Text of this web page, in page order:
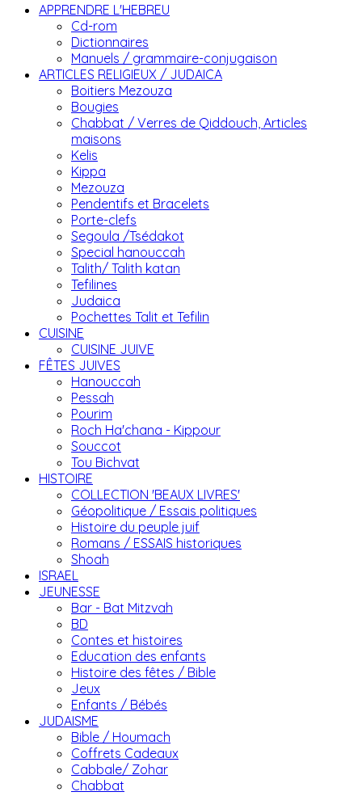
APPRENDRE L'HEBREU
Cd-rom
Dictionnaires
Manuels / grammaire-conjugaison
ARTICLES RELIGIEUX / JUDAICA
Boitiers Mezouza
Bougies
Chabbat / Verres de Qiddouch, Articles
maisons
Kelis
Kippa
Mezouza
Pendentifs et Bracelets
Porte-clefs
Segoula /Tsédakot
Special hanouccah
Talith/ Talith katan
Tefilines
Judaica
Pochettes Talit et Tefilin
CUISINE
CUISINE JUIVE
FÊTES JUIVES
Hanouccah
Pessah
Pourim
Roch Ha'chana - Kippour
Souccot
Tou Bichvat
HISTOIRE
COLLECTION 'BEAUX LIVRES'
Géopolitique / Essais politiques
Histoire du peuple juif
Romans / ESSAIS historiques
Shoah
ISRAEL
JEUNESSE
Bar - Bat Mitzvah
BD
Contes et histoires
Education des enfants
Histoire des fêtes / Bible
Jeux
Enfants / Bébés
JUDAISME
Bible / Houmach
Coffrets Cadeaux
Cabbale/ Zohar
Chabbat